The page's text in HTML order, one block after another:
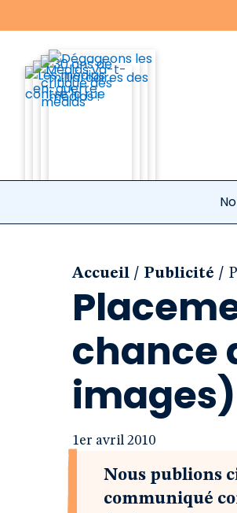
Accueil / Publicité /
chance
images)
1er avril 2010
Nous publions
communiqué